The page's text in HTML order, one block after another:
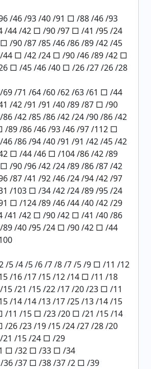
/46 /93 /40 /91 □ /88 /46 /93
/44 /42 □ /90 /97 □ /41 /95 /24
/90 /87 /85 /46 /86 /89 /42 /45
44 □ /42 /24 □ /90 /46 /89 /42 □
□ /45 /46 /40 □ /26 /27 /26 /28
69 /71 /64 /60 /62 /63 /61 □ /44
/42 /91 /91 /40 /89 /87 □ /90
/42 /85 /86 /42 /24 /90 /86 /42
89 /86 /46 /93 /46 /97 /112 □
/86 /94 /40 /91 /91 /42 /45 /42
□ /44 /46 □ /104 /86 /42 /89
/90 /96 /42 /24 /89 /86 /87 /42
/87 /41 /92 /46 /24 /94 /42 /97
/103 □ /34 /42 /24 /89 /95 /24
□ /124 /89 /46 /44 /40 /42 /29
/41 /42 □ /90 /42 □ /41 /40 /86
89 /40 /95 /24 □ /90 /42 □ /44
/5 /4 /5 /6 /7 /8 /7 /5 /9 □ /11 /12
/16 /17 /15 /12 /14 □ /11 /18
/21 /15 /22 /17 /20 /23 □ /11
/14 /14 /13 /17 /25 /13 /14 /15
/11 /15 □ /23 /20 □ /21 /15 /14
26 /23 /19 /15 /24 /27 /28 /20
21 /15 /24 □ /29
□ /32 □ /33 □ /34
36 /37 □ /38 /37 /2 □ /39